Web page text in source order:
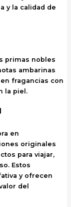
y la calidad de
primas nobles
ambarinas
fragancias con
la piel.
en
originales
para viajar,
Estos
y ofrecen
del